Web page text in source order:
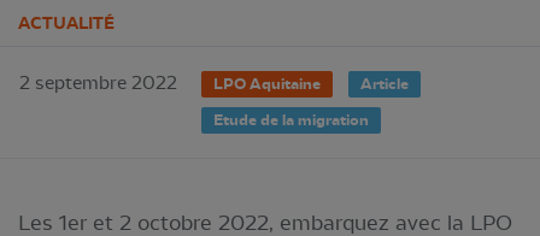
ACTUALITÉ
2 septembre 2022 LPO Aquitaine
Article
Etude de la migration
Les 1er et 2 octobre 2022, embarquez avec la LPO